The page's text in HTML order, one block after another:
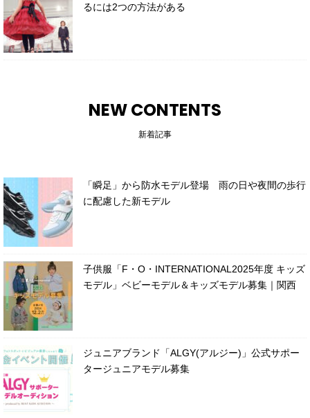
るには2つの方法がある
NEW CONTENTS
新着記事
「瞬足」から防水モデル登場 雨の日や夜間の歩行
に配慮した新モデル
子供服「F・O・INTERNATIONAL2025年度 キッズ
モデル」ベビーモデル＆キッズモデル募集｜関西
ジュニアブランド「ALGY(アルジー)」公式サポー
タージュニアモデル募集